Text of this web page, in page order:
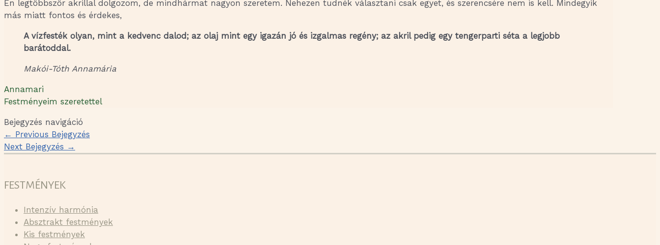
Én legtöbbször akrillal dolgozom, de mindhármat nagyon szeretem. Nehezen tudnék választani csak egyet, és szerencsére nem is kell. Mindegyik
más miatt fontos és érdekes,
A vízfesték olyan, mint a kedvenc dalod; az olaj mint egy igazán jó és izgalmas regény; az akril pedig egy tengerparti séta a legjobb
barátoddal.
Makói-Tóth Annamária
Annamari
Festményeim szeretettel
Bejegyzés navigáció
← Previous Bejegyzés
Next Bejegyzés →
FESTMÉNYEK
Intenzív harmónia
Absztrakt festmények
Kis festmények